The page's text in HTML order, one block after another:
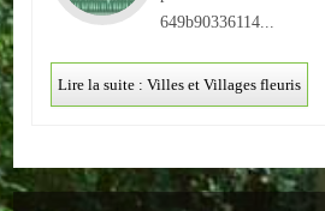
Social
Culturel
Arrêtes en cours
649b90336114...
Lire la suite : Villes et Villages fleuris